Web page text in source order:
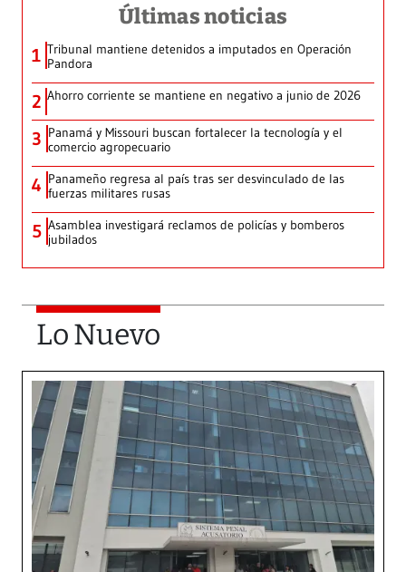
Últimas noticias
1 Tribunal mantiene detenidos a imputados en Operación
Pandora
2 Ahorro corriente se mantiene en negativo a junio de 2026
3 Panamá y Missouri buscan fortalecer la tecnología y el
comercio agropecuario
4 Panameño regresa al país tras ser desvinculado de las
fuerzas militares rusas
5 Asamblea investigará reclamos de policías y bomberos
jubilados
Lo Nuevo